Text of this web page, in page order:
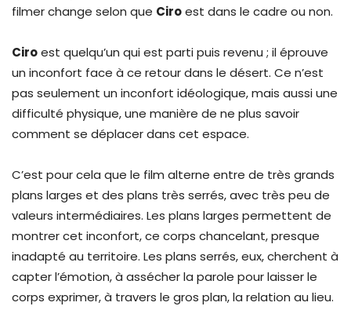
filmer change selon que Ciroest dans le cadre ou non.
Ciroest quelqu’un qui est parti puis revenu ; il éprouve
un inconfort face à ce retour dans le désert. Ce n’est
pas seulement un inconfort idéologique, mais aussi une
difficulté physique, une manière de ne plus savoir
comment se déplacer dans cet espace.
C’est pour cela que le film alterne entre de très grands
plans larges et des plans très serrés, avec très peu de
valeurs intermédiaires. Les plans larges permettent de
montrer cet inconfort, ce corps chancelant, presque
inadapté au territoire. Les plans serrés, eux, cherchent à
capter l’émotion, à assécher la parole pour laisser le
corps exprimer, à travers le gros plan, la relation au lieu.